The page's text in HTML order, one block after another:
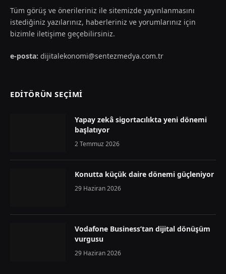
Tüm görüş ve önerileriniz ile sitemizde yayınlanmasını
istediğiniz yazılarınız, haberleriniz ve yorumlarınız için
bizimle iletişime geçebilirsiniz.
e-posta: dijitalekonomi@sentezmedya.com.tr
EDİTÖRÜN SEÇİMİ
Yapay zekâ sigortacılıkta yeni dönemi
başlatıyor
2 Temmuz 2026
Konutta küçük daire dönemi güçleniyor
29 Haziran 2026
Vodafone Business’tan dijital dönüşüm
vurgusu
29 Haziran 2026